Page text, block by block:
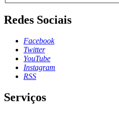
Redes Sociais
Facebook
Twitter
YouTube
Instagram
RSS
Serviços